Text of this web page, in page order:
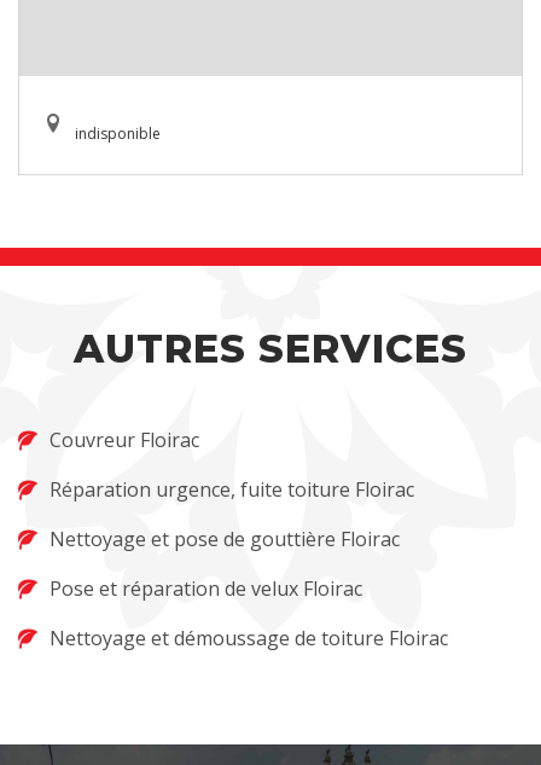
indisponible
AUTRES SERVICES
Couvreur Floirac
Réparation urgence, fuite toiture Floirac
Nettoyage et pose de gouttière Floirac
Pose et réparation de velux Floirac
Nettoyage et démoussage de toiture Floirac